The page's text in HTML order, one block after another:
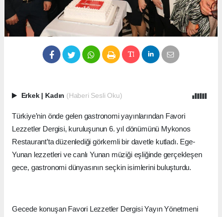
Erkek Kadın (Haberi Sesli Oku)
Türkiye’nin önde gelen gastronomi yayınlarından Favori
Lezzetler Dergisi, kuruluşunun 6. yıl dönümünü Mykonos
Restaurant’ta düzenlediği görkemli bir davetle kutladı. Ege-
Yunan lezzetleri ve canlı Yunan müziği eşliğinde gerçekleşen
gece, gastronomi dünyasının seçkin isimlerini buluşturdu.
Gecede konuşan Favori Lezzetler Dergisi Yayın Yönetmeni